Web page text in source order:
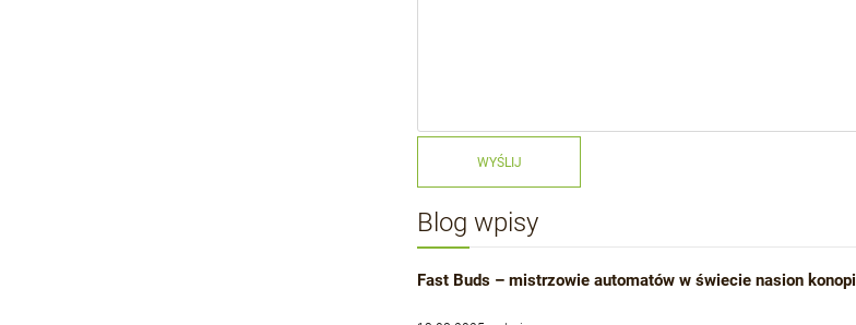
WYŚLIJ
Blog wpisy
Fast Buds – mistrzowie automatów w świecie nasion konopi